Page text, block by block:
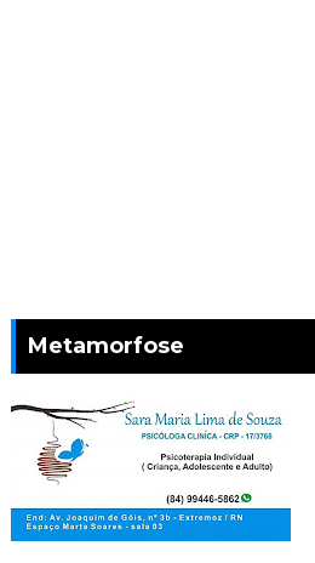
Metamorfose